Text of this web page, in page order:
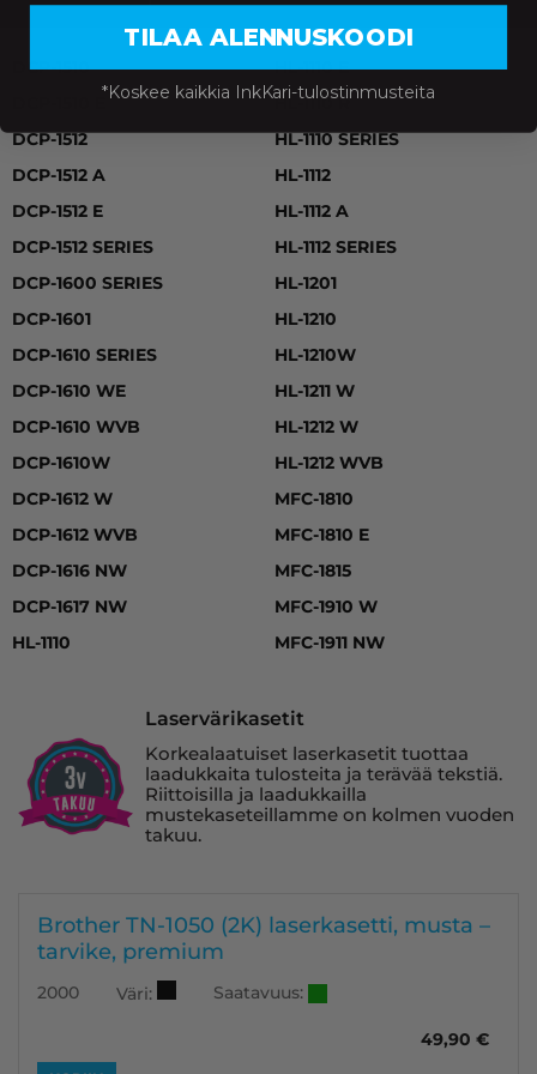
DCP-1510, DCP-1510 E, DCP-1512, DCP-1512 A, DCP-1512
DCP-1510
DCP-1512
DCP-1512 A
DCP-1512 E
DCP-1512 SERIES
DCP-1600 SERIES
DCP-1601
DCP-1610 SERIES
DCP-1610 WE
DCP-1610 WVB
DCP-1610W
DCP-1612 W
DCP-1612 WVB
DCP-1616 NW
DCP-1617 NW
HL-1110
HL-1110 E
HL-1110 R
HL-1110 SERIES
HL-1112
HL-1112 A
HL-1112 SERIES
HL-1201
HL-1210
HL-1210W
HL-1211 W
HL-1212 W
HL-1212 WVB
MFC-1810
MFC-1810 E
MFC-1815
MFC-1910 W
MFC-1911 NW
Laservärikasetit
Korkealaatuiset laserkasetit tuottaa
laadukkaita tulosteita ja terävää tekstiä.
Riittoisilla ja laadukkailla
mustekaseteillamme on kolmen vuoden
takuu.
Brother TN-1050 (2K) laserkasetti, musta –
tarvike, premium
2000 Väri: Saatavuus:
49,90€
TILAA ALENNUSKOODI
*Koskee kaikkia InkKari-tulostinmusteita